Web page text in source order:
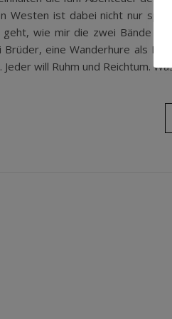
Westen ist dabei nicht nur
wie mir die zwei Bände
Brüder, eine Wanderhure als
Jeder will Ruhm und Reichtum.